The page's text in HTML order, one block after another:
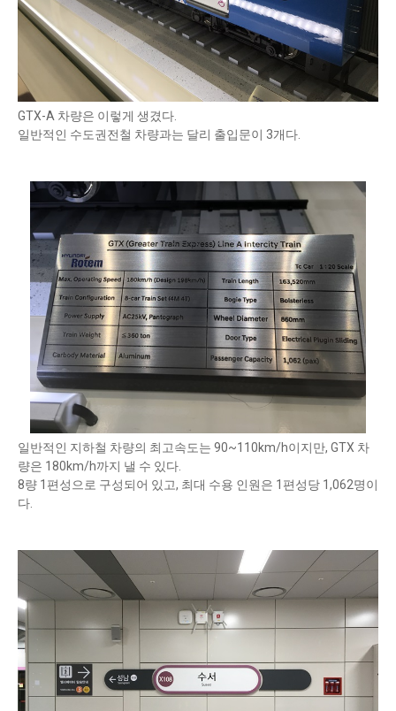
GTX-A 차량은 이렇게 생겼다.
일반적인 수도권전철 차량과는 달리 출입문이 3개다.
일반적인 지하철 차량의 최고속도는 90~110km/h이지만, GTX 차
량은 180km/h까지 낼 수 있다.
8량 1편성으로 구성되어 있고, 최대 수용 인원은 1편성당 1,062명이
다.